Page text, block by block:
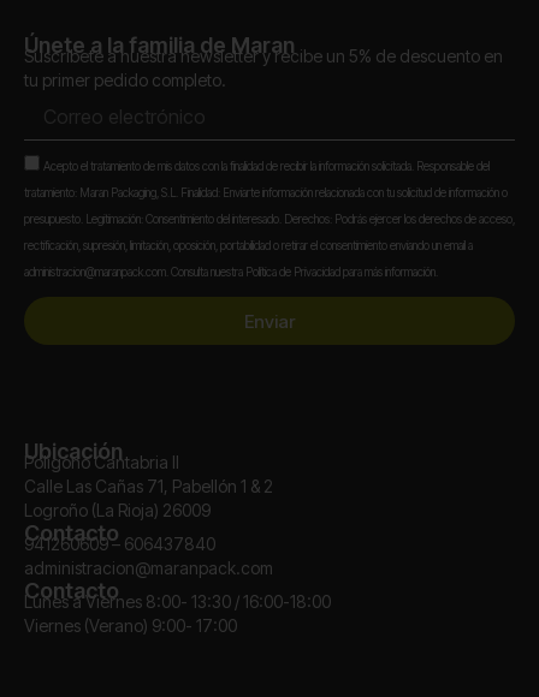
Únete a la familia de Maran
Suscríbete a nuestra newsletter y recibe un 5% de descuento en
tu primer pedido completo.
electrónico
Aceptación
Acepto el tratamiento de mis datos con la finalidad de recibir la información solicitada. Responsable del
tratamiento: Maran Packaging, S.L. Finalidad: Enviarte información relacionada con tu solicitud de información o
presupuesto. Legitimación: Consentimiento del interesado. Derechos: Podrás ejercer los derechos de acceso,
rectificación, supresión, limitación, oposición, portabilidad o retirar el consentimiento enviando un email a
administracion@maranpack.com. Consulta nuestra Política de Privacidad para más información.
Enviar
Ubicación
Polígono Cantabria II
Calle Las Cañas 71, Pabellón 1 & 2
Logroño (La Rioja) 26009
Contacto
941260609 – 606437840
administracion@maranpack.com
Contacto
Lunes a Viernes 8:00- 13:30 / 16:00-18:00
Viernes (Verano) 9:00- 17:00